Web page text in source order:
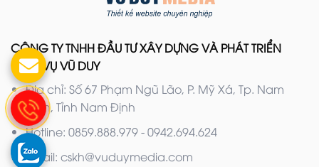
CÔNG TY TNHH ĐẦU TƯ XÂY DỰNG VÀ PHÁT TRIỂN
DỊCH VỤ VŨ DUY
Địa chỉ: Số 67 Phạm Ngũ Lão, P. Mỹ Xá, Tp. Nam
Định, Tỉnh Nam Định
Hotline: 0859.888.979 - 0942.694.624
Email: cskh@vuduymedia.com